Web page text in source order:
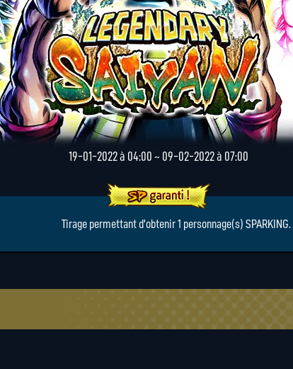
19-01-2022 à 04:00 ~ 09-02-2022 à 07:00
Tirage permettant d'obtenir 1 personnage(s) SPARKING.